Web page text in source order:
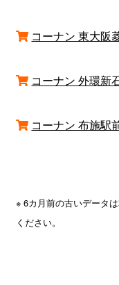
コーナン 東大阪
コーナン 外環新
コーナン 布施駅
※ 6カ月前の古いデータ
ください。